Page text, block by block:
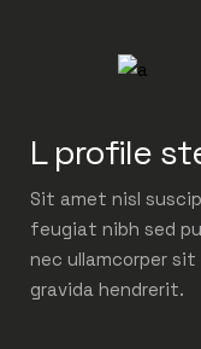
L profile
Sit amet nisl
feugiat nibh sed
nec ullamcorper
gravida hendrerit.